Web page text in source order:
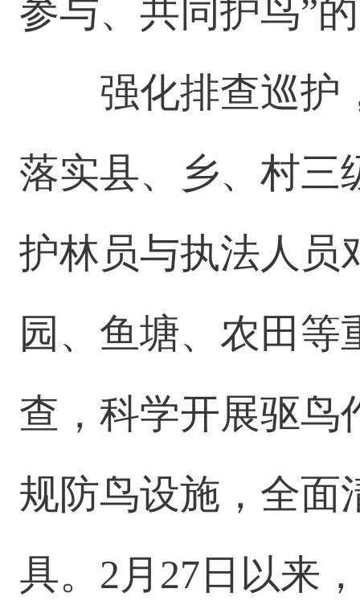
参与、共同护鸟”
强化排查巡护
落实县、乡、村三
护林员与执法人员
园、鱼塘、农田等
查，科学开展驱鸟
规防鸟设施，全面
具。2月27日以来